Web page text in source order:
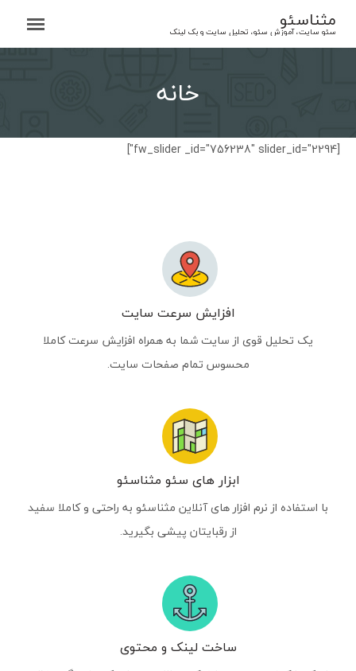
content
مثناسئو
سئو سایت، آموزش سئو، تحلیل سایت و بک لینک
خانه
[fw_slider _id="756238" slider_id="2294"]
افزایش سرعت سایت
یک تحلیل قوی از سایت شما به همراه افزایش سرعت کاملا
محسوس تمام صفحات سایت.
ابزار های سئو مثناسئو
با استفاده از نرم افزار های آنلاین مثناسئو به راحتی و کاملا سفید
از رقبایتان پیشی بگیرید.
ساخت لینک و محتوی